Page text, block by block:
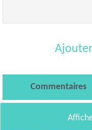
Commentaires